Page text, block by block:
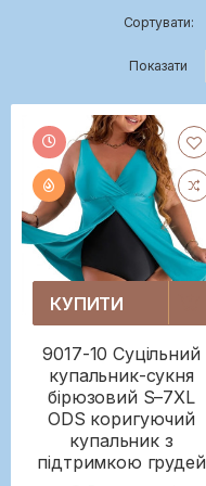
Сортувати:
Показати
КУПИТИ
9017-10 Суцільний
купальник-сукня
бірюзовий S–7XL
ODS коригуючий
купальник з
підтримкою грудей